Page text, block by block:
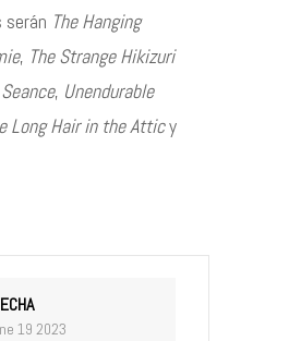
serán The Hanging
, The Strange Hikizuri
, Unendurable
Long Hair in the Atticy
19 2023